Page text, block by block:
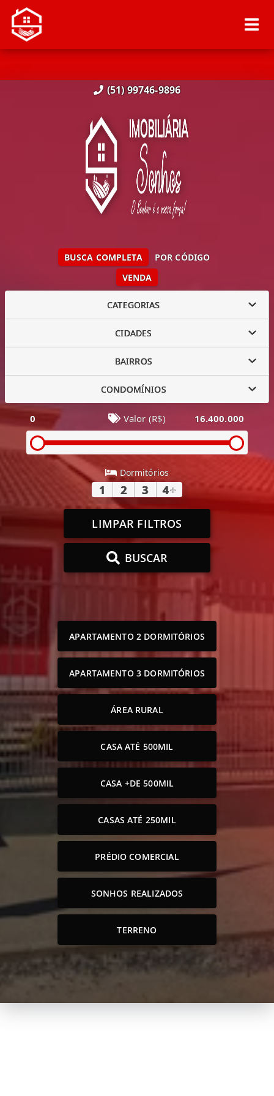
(51) 99746-9896
VENDA
BUSCA COMPLETA POR CÓDIGO
CATEGORIAS
CIDADES
BAIRROS
CONDOMÍNIOS
0 Valor (R$) 16.400.000
Dormitórios
1 2 3 4+
LIMPAR FILTROS
BUSCAR
APARTAMENTO 2 DORMITÓRIOS
APARTAMENTO 3 DORMITÓRIOS
ÁREA RURAL
CASA ATÉ 500MIL
CASA +DE 500MIL
CASAS ATÉ 250MIL
PRÉDIO COMERCIAL
SONHOS REALIZADOS
TERRENO